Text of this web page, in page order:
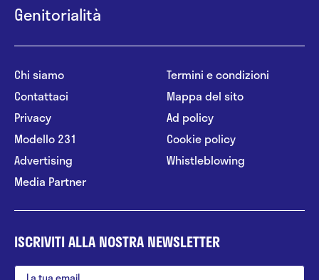
Genitorialità
Chi siamo
Contattaci
Privacy
Modello 231
Advertising
Media Partner
Termini e condizioni
Mappa del sito
Ad policy
Cookie policy
Whistleblowing
ISCRIVITI ALLA NOSTRA NEWSLETTER